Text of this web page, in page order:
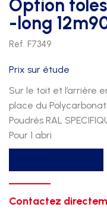
Option
-long
Ref. F7349
Prix sur étude
Sur le toit et l’arrière
place du
Poudrés RAL
Pour 1 abri
de
Option
toles
Contactez